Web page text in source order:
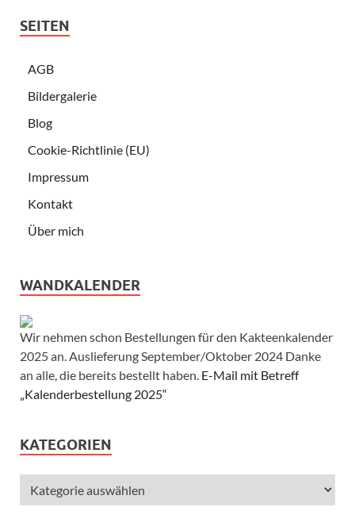
SEITEN
AGB
Bildergalerie
Blog
Cookie-Richtlinie (EU)
Impressum
Kontakt
Über mich
WANDKALENDER
Wir nehmen schon Bestellungen für den Kakteenkalender
2025 an. Auslieferung September/Oktober 2024 Danke
an alle, die bereits bestellt haben. E-Mail mit Betreff
„Kalenderbestellung 2025“
KATEGORIEN